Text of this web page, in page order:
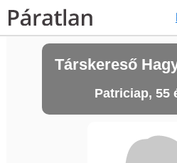
Társkereső
Patriciap, 55